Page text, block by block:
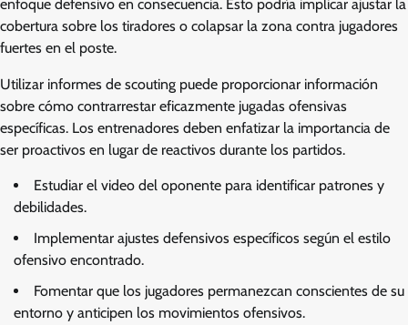
enfoque defensivo en consecuencia. Esto podría implicar ajustar la
cobertura sobre los tiradores o colapsar la zona contra jugadores
fuertes en el poste.
Utilizar informes de scouting puede proporcionar información
sobre cómo contrarrestar eficazmente jugadas ofensivas
específicas. Los entrenadores deben enfatizar la importancia de
ser proactivos en lugar de reactivos durante los partidos.
Estudiar el video del oponente para identificar patrones y
debilidades.
Implementar ajustes defensivos específicos según el estilo
ofensivo encontrado.
Fomentar que los jugadores permanezcan conscientes de su
entorno y anticipen los movimientos ofensivos.